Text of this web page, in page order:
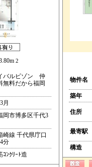
2
バルビゾン 仲
無料だから福岡
月
岡市博多区千代3
崎線 千代県庁口
分
ｺﾝｸﾘｰﾄ造
物件名
築年
住所
最寄駅
構造